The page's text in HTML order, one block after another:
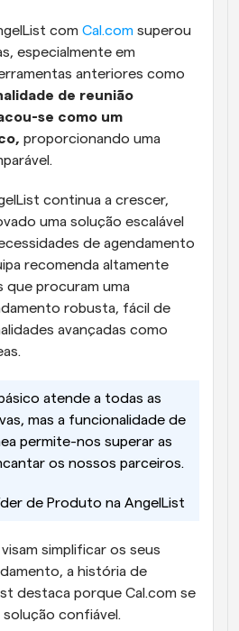
com Cal.com superou
especialmente em
anteriores como
de reunião
se como um
proporcionando uma
continua a crescer,
uma solução escalável
de agendamento
recomenda altamente
que procuram uma
robusta, fácil de
avançadas como
atende a todas as
mas a funcionalidade de
permite-nos superar as
os nossos parceiros.
de Produto na AngelList
simplificar os seus
a história de
destaca porque Cal.com se
confiável.